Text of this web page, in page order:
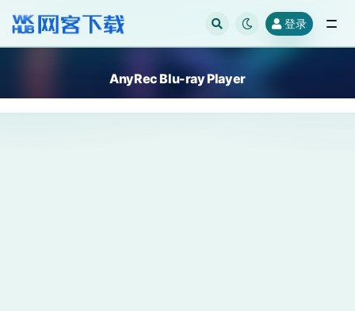
登录
AnyRec Blu-ray Player
全部